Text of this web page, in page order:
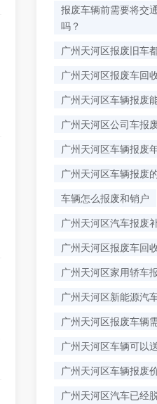
报废车辆前需要将交
吗？
广州天河区报废旧车
广州天河区报废车回
广州天河区车辆报废
广州天河区公司车报
广州天河区车辆报废
广州天河区车辆报废
车辆怎么报废和销户
广州天河区汽车报废
广州天河区报废车回
广州天河区家用轿车
广州天河区新能源汽
广州天河区报废车辆
广州天河区车辆可以
广州天河区车辆报废
广州天河区汽车已经